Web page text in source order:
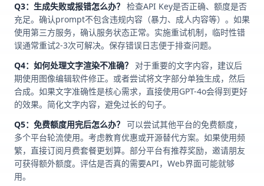
Q3：生成失败或报错怎么办？ 检查API Key是否正确、额度是否
充足。确认prompt不包含违规内容（暴力、成人内容等）。如果
使用第三方服务，确认服务状态正常。实施重试机制，临时性错
误通常重试2-3次可解决。保存错误日志便于排查问题。
Q4：如何处理文字渲染不准确？
对于重要的文字内容，建议后
期使用图像编辑软件修正。或者尝试将文字部分单独生成，然后
合成。如果文字准确性是核心需求，直接使用GPT-4o会得到更好
的效果。简化文字内容，避免过长的句子。
Q5：免费额度用完后怎么办？ 可以尝试其他平台的免费额度，
多个平台轮流使用。考虑教育优惠或开源替代方案。如果使用频
繁，直接订阅月费套餐更划算。部分平台有推荐奖励，邀请朋友
可获得额外额度。评估是否真的需要API，Web界面可能就够
用。